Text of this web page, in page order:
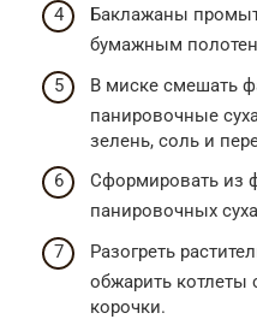
Баклажаны
бумажным
В миске смешать
панировочные
зелень, соль и
Сформировать из
панировочных
Разогреть
обжарить котлеты
корочки.